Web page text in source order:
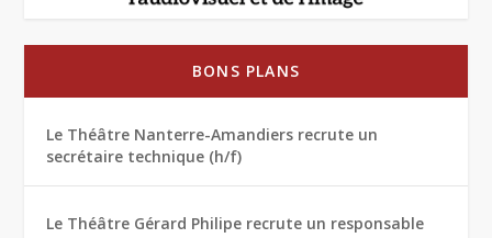
BONS PLANS
Le Théâtre Nanterre-Amandiers recrute un
secrétaire technique (h/f)
Le Théâtre Gérard Philipe recrute un responsable